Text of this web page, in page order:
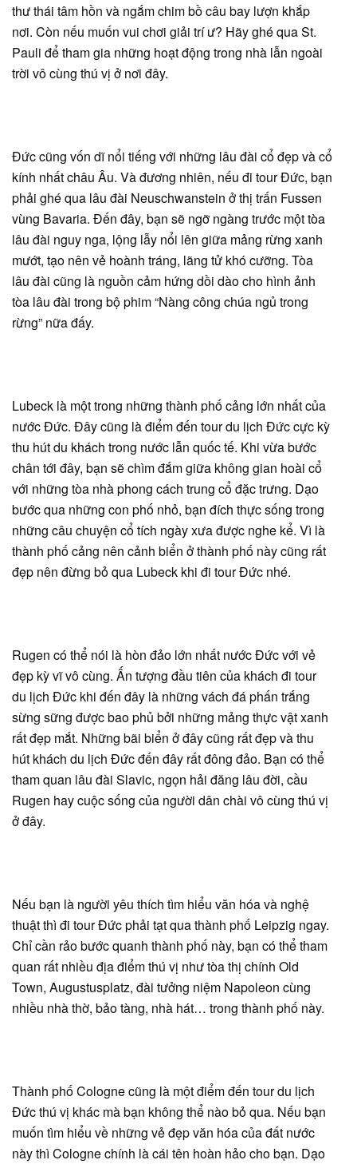
thư thái tâm hồn và ngắm chim bồ câu bay lượn khắp
nơi. Còn nếu muốn vui chơi giải trí ư? Hãy ghé qua St.
Pauli để tham gia những hoạt động trong nhà lẫn ngoài
trời vô cùng thú vị ở nơi đây.
Đức cũng vốn dĩ nổi tiếng với những lâu đài cổ đẹp và cổ
kính nhất châu Âu. Và đương nhiên, nếu đi tour Đức, bạn
phải ghé qua lâu đài Neuschwanstein ở thị trấn Fussen
vùng Bavaria. Đến đây, bạn sẽ ngỡ ngàng trước một tòa
lâu đài nguy nga, lộng lẫy nổi lên giữa mảng rừng xanh
mướt, tạo nên vẻ hoành tráng, lãng tử khó cưỡng. Tòa
lâu đài cũng là nguồn cảm hứng dồi dào cho hình ảnh
tòa lâu đài trong bộ phim “Nàng công chúa ngủ trong
rừng” nữa đấy.
Lubeck là một trong những thành phố cảng lớn nhất của
nước Đức. Đây cũng là điểm đến tour du lịch Đức cực kỳ
thu hút du khách trong nước lẫn quốc tế. Khi vừa bước
chân tới đây, bạn sẽ chìm đắm giữa không gian hoài cổ
với những tòa nhà phong cách trung cổ đặc trưng. Dạo
bước qua những con phố nhỏ, bạn đích thực sống trong
những câu chuyện cổ tích ngày xưa được nghe kể. Vì là
thành phố cảng nên cảnh biển ở thành phố này cũng rất
đẹp nên đừng bỏ qua Lubeck khi đi tour Đức nhé.
Rugen có thể nói là hòn đảo lớn nhất nước Đức với vẻ
đẹp kỳ vĩ vô cùng. Ấn tượng đầu tiên của khách đi tour
du lịch Đức khi đến đây là những vách đá phấn trắng
sừng sững được bao phủ bởi những mảng thực vật xanh
rất đẹp mắt. Những bãi biển ở đây cũng rất đẹp và thu
hút khách du lịch Đức đến đây rất đông đảo. Bạn có thể
tham quan lâu đài Slavic, ngọn hải đăng lâu đời, cầu
Rugen hay cuộc sống của người dân chài vô cùng thú vị
ở đây.
Nếu bạn là người yêu thích tìm hiểu văn hóa và nghệ
thuật thì đi tour Đức phải tạt qua thành phố Leipzig ngay.
Chỉ cần rảo bước quanh thành phố này, bạn có thể tham
quan rất nhiều địa điểm thú vị như tòa thị chính Old
Town, Augustusplatz, đài tưởng niệm Napoleon cùng
nhiều nhà thờ, bảo tàng, nhà hát… trong thành phố này.
Thành phố Cologne cũng là một điểm đến tour du lịch
Đức thú vị khác mà bạn không thể nào bỏ qua. Nếu bạn
muốn tìm hiểu về những vẻ đẹp văn hóa của đất nước
này thì Cologne chính là cái tên hoàn hảo cho bạn. Dạo